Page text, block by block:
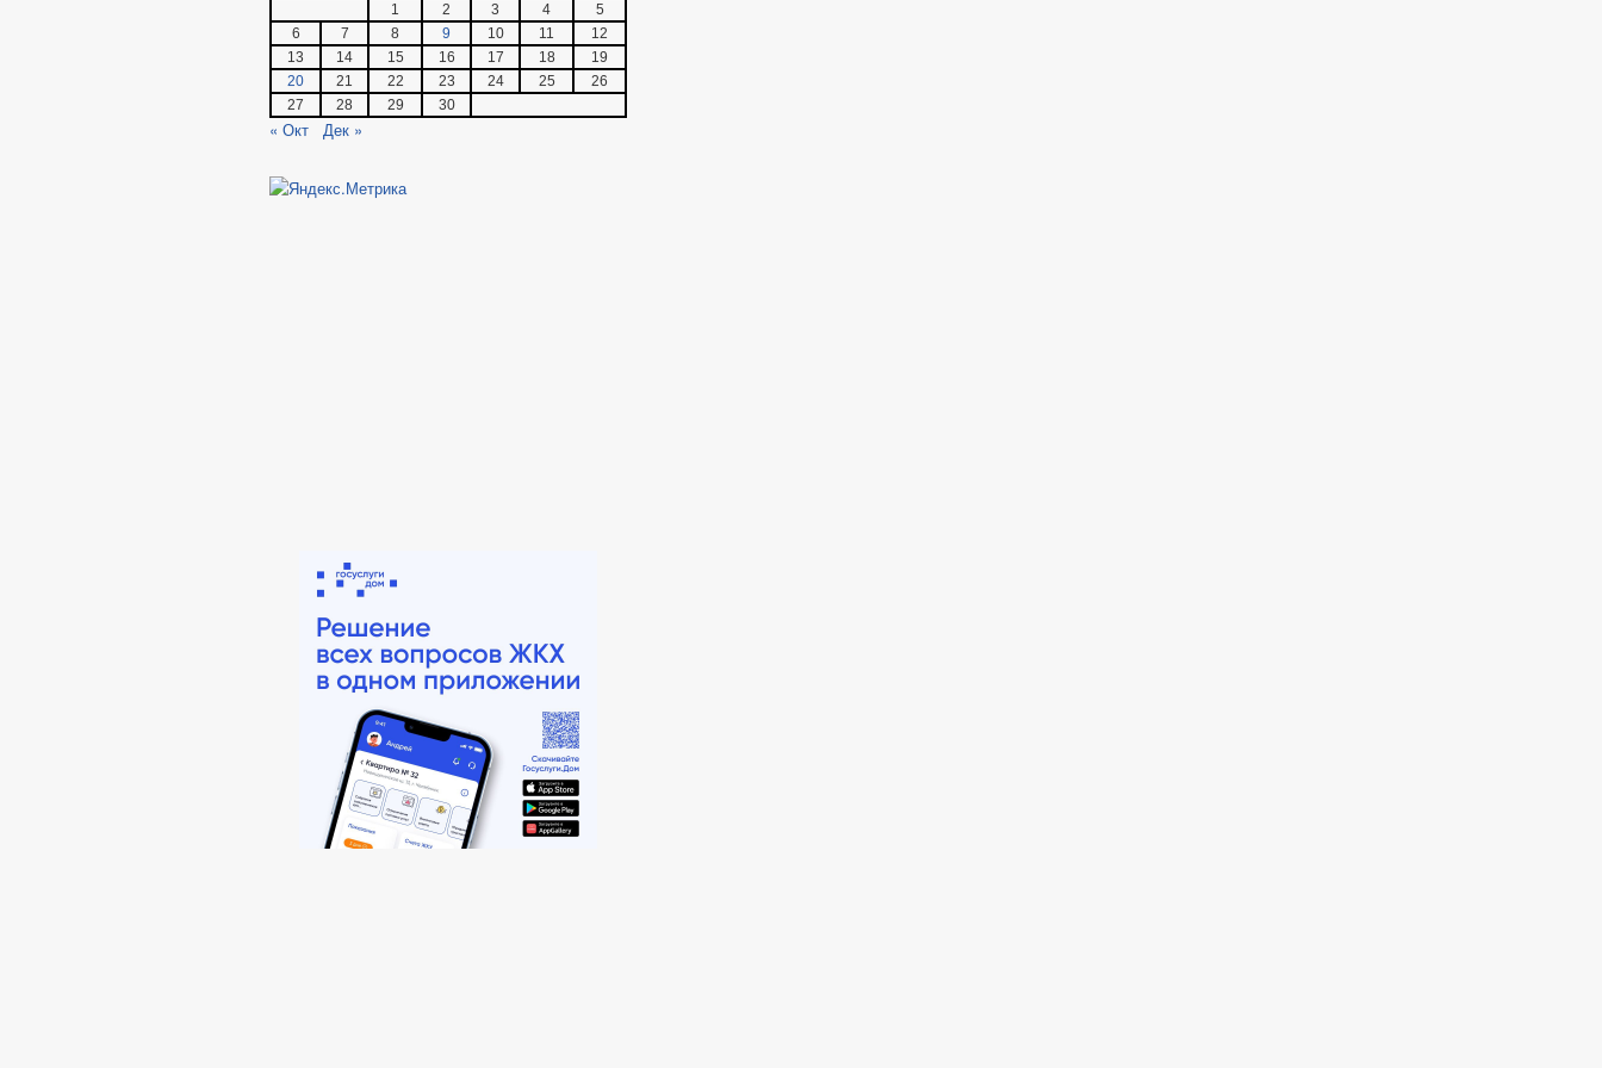
1 2 3 4
5
6
7 8 9 10 11
12
13
14 15 16 17 18
19
20
21 22 23 24 25
26
27
28 29 30
« Окт Дек »